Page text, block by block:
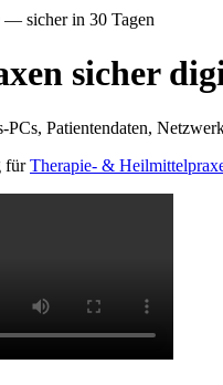
— sicher in 30 Tagen
sicher
PCs, Patientendaten,
fürTherapie- &